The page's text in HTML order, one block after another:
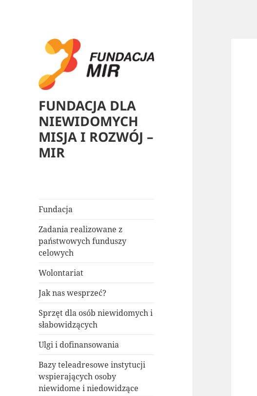
FUNDACJA DLA
NIEWIDOMYCH
MISJA I ROZWÓJ –
MIR
Fundacja
Zadania realizowane z
państwowych funduszy
celowych
Wolontariat
Jak nas wesprzeć?
Sprzęt dla osób niewidomych i
słabowidzących
Ulgi i dofinansowania
Bazy teleadresowe instytucji
wspierających osoby
niewidome i niedowidzące